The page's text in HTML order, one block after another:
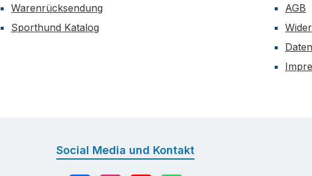
Warenrücksendung
Sporthund Katalog
AGB
Social Media und Kontakt